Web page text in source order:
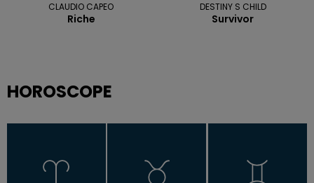
CLAUDIO CAPEO
Riche
DESTINY S CHILD
Survivor
HOROSCOPE